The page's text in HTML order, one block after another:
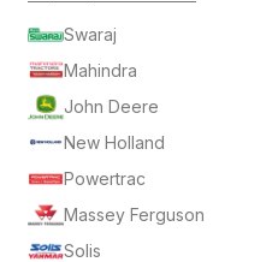
Swaraj
Mahindra
John Deere
New Holland
Powertrac
Massey Ferguson
Solis